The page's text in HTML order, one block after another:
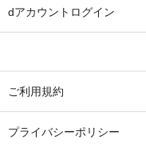
dアカウントログイン
ご利用規約
プライバシーポリシー